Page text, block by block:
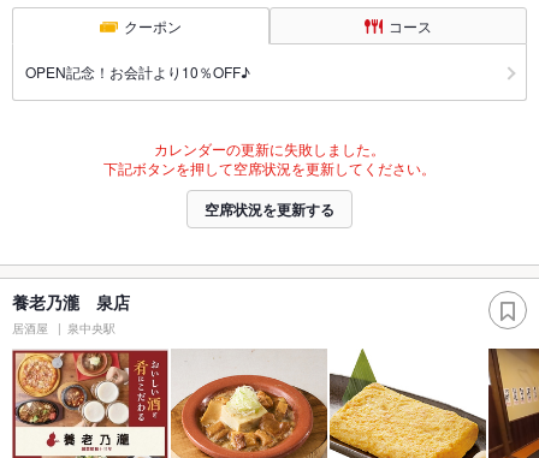
クーポン コース
OPEN記念！お会計より10％OFF♪
カレンダーの更新に失敗しました。
下記ボタンを押して空席状況を更新してください。
空席状況を更新する
養老乃瀧 泉店
居酒屋 泉中央駅